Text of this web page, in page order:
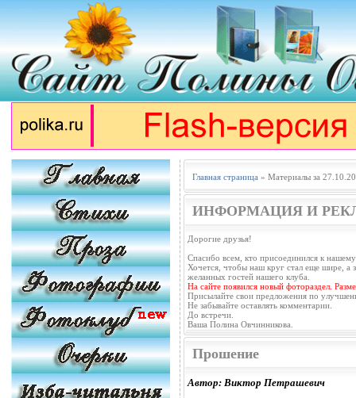
Главная страница » Материалы за
ИНФОРМАЦИЯ И
Дорогие друзья!
Спасибо всем, кто присоединился к
Хочется, чтобы наш круг стал еще шире, а
желанных гостей нашего клуба.
На сайте появился новый фотораздел.
Присылайте свои предложения по
Не забывайте оставлять комментарии.
До встречи.
Ваша Полина Овчинникова.
Прошение
Автор: Виктор Петрашевич